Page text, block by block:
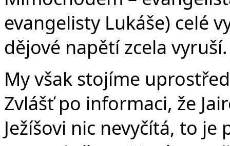
evangelisty Lukáše) celé
dějové napětí zcela vyruší.
My však stojíme
Zvlášť po informaci, že
Ježíšovi nic nevyčítá, to